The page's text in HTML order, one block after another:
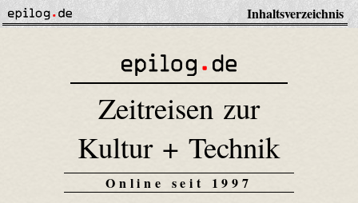
Inhaltsverzeichnis
Zeitreisen zur
Kultur + Technik
Online seit 1997